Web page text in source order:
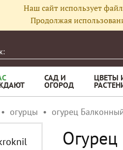
Наш сайт использует
Продолжая
САД И
ОГОРОД
ЦВЕТЫ
огурцы огурец